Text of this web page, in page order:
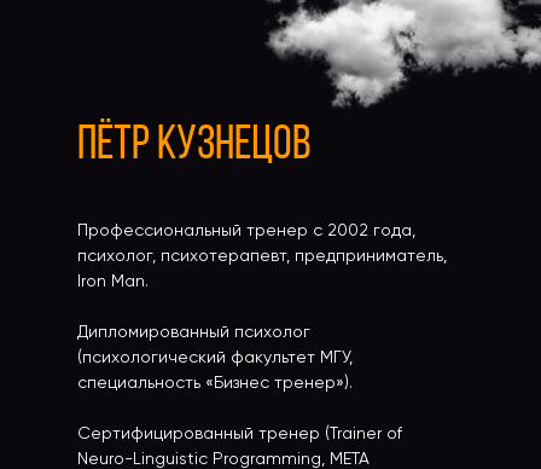
Профессиональный тренер с 2002 года,
психолог, психотерапевт, предприниматель,
Iron Man.
Дипломированный психолог
(психологический факультет МГУ,
специальность «Бизнес тренер»).
Сертифицированный тренер (Trainer of
Neuro-Linguistic Programming, META
ПЁТР КУЗНЕЦОВ